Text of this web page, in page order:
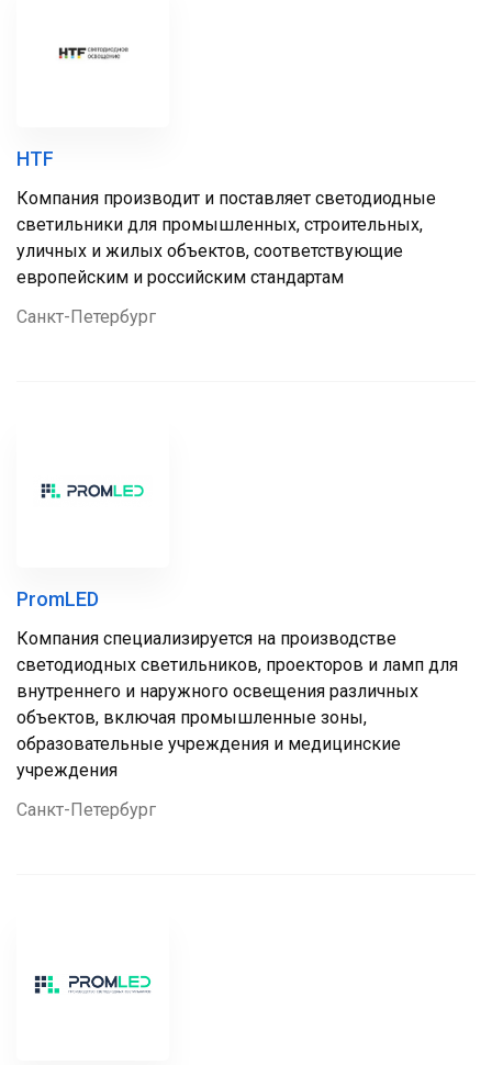
HTF
Компания производит и поставляет светодиодные
светильники для промышленных, строительных,
уличных и жилых объектов, соответствующие
европейским и российским стандартам
Санкт-Петербург
PromLED
Компания специализируется на производстве
светодиодных светильников, проекторов и ламп для
внутреннего и наружного освещения различных
объектов, включая промышленные зоны,
образовательные учреждения и медицинские
учреждения
Санкт-Петербург